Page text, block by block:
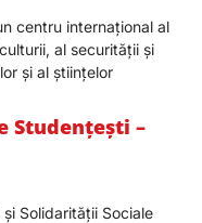
centru internațional al
al securității și
și al științelor
Studențești –
Solidarității Sociale